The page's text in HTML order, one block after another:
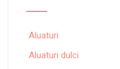
Aluaturi
Aluaturi dulci